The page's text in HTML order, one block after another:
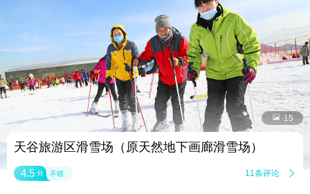
 15
天谷旅游区滑雪场（原天然地下画廊滑雪场）
4.5 分 不错 11条评论 